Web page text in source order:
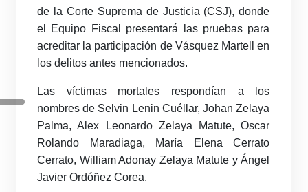
de la Corte Suprema de Justicia (CSJ), donde
el Equipo Fiscal presentará las pruebas para
acreditar la participación de Vásquez Martell en
los delitos antes mencionados.
Las víctimas mortales respondían a los
nombres de Selvin Lenin Cuéllar, Johan Zelaya
Palma, Alex Leonardo Zelaya Matute, Oscar
Rolando Maradiaga, María Elena Cerrato
Cerrato, William Adonay Zelaya Matute y Ángel
Javier Ordóñez Corea.